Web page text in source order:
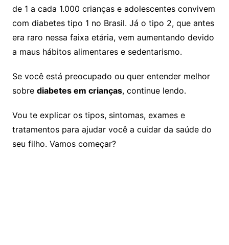
de 1 a cada 1.000 crianças e adolescentes convivem
com diabetes tipo 1 no Brasil. Já o tipo 2, que antes
era raro nessa faixa etária, vem aumentando devido
a maus hábitos alimentares e sedentarismo.
Se você está preocupado ou quer entender melhor
sobre diabetes em crianças, continue lendo.
Vou te explicar os tipos, sintomas, exames e
tratamentos para ajudar você a cuidar da saúde do
seu filho. Vamos começar?